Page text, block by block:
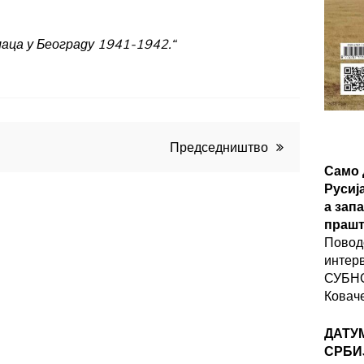
у Београду 1941-1942.“
Председништво
Само
а